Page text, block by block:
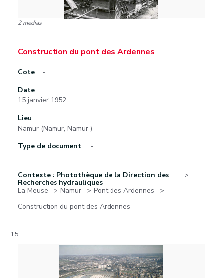
2 medias
Construction du pont des Ardennes
Cote
-
Date
15 janvier 1952
Lieu
Namur (Namur, Namur )
Type de document
-
Contexte : Photothèque de la Direction des
Recherches hydrauliques
La Meuse
Namur
Pont des Ardennes
Construction du pont des Ardennes
15